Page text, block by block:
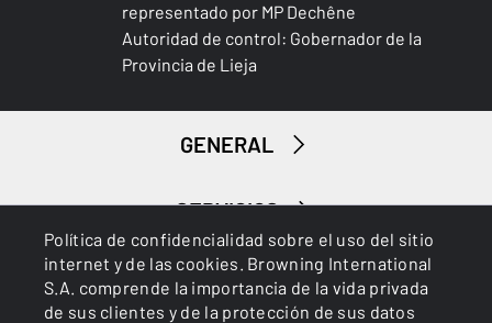
Política de confidencialidad sobre el uso del sitio
internet y de las cookies. Browning International
S.A. comprende la importancia de la vida privada
de sus clientes y de la protección de sus datos
representado por MP Dechêne
Autoridad de control: Gobernador de la
Provincia de Lieja
GENERAL
SERVICIOS